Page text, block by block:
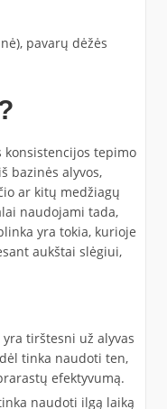
pavarų dėžės
tepimo
bazinės alyvos,
ar kitų medžiagų
naudojami tada,
yra tokia, kurioje
aukštai slėgiui,
yra tirštesni už alyvas
tinka naudoti ten,
efektyvumą.
naudoti ilgą laiką